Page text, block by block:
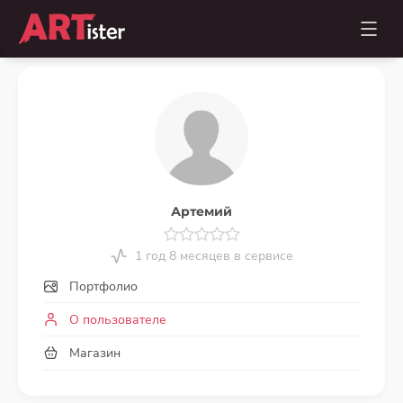
Артемий
1 год 8 месяцев в сервисе
Портфолио
О пользователе
Магазин